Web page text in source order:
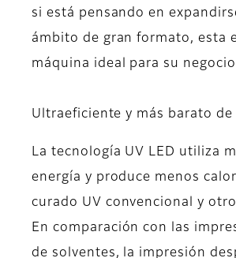
si está pensando en
ámbito de gran formato, esta
máquina ideal para su
Ultraeficiente y más barato de
La tecnología UV LED utiliza
energía y produce menos calor
curado UV convencional y
En comparación con las
de solventes, la impresión